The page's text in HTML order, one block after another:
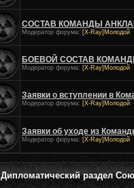
СОСТАВ КОМАНДЫ
Модератор форума: [X-Ray]Молодой
БОЕВОЙ СОСТАВ
Модератор форума: [X-Ray]Молодой
Заявки о вступлении в
Модератор форума: [X-Ray]Молодой
Заявки об уходе из
Модератор форума: [X-Ray]Молодой
Дипломатический раздел